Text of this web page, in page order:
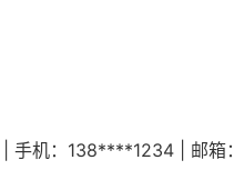
手机：138****1234 | 邮箱：